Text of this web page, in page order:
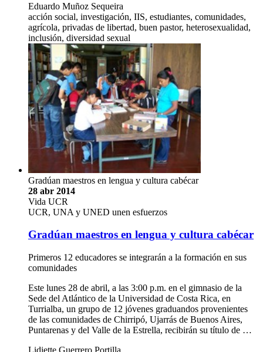
Eduardo Muñoz Sequeira
acción social, investigación, IIS, estudiantes, comunidades,
agrícola, privadas de libertad, buen pastor, heterosexualidad,
inclusión, diversidad sexual
Gradúan maestros en lengua y cultura cabécar
28 abr 2014
Vida UCR
UCR, UNA y UNED unen esfuerzos
Gradúan maestros en lengua y cultura cabécar
Primeros 12 educadores se integrarán a la formación en sus
comunidades
Este lunes 28 de abril, a las 3:00 p.m. en el gimnasio de la
Sede del Atlántico de la Universidad de Costa Rica, en
Turrialba, un grupo de 12 jóvenes graduandos provenientes
de las comunidades de Chirripó, Ujarrás de Buenos Aires,
Puntarenas y del Valle de la Estrella, recibirán su título de …